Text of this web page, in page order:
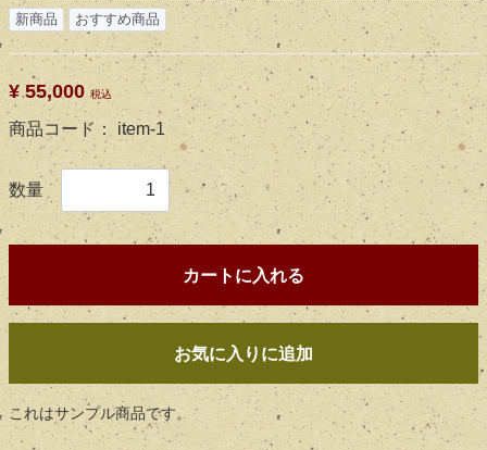
新商品 おすすめ商品
¥ 55,000 税込
商品コード： item-1
数量
カートに入れる
お気に入りに追加
これはサンプル商品です。